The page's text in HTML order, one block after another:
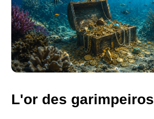
L'or des garimpeiros